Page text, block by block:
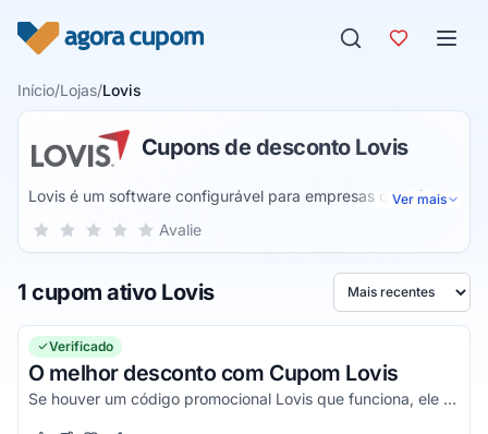
Início/Lojas/Lovis
Cupons de desconto Lovis
Lovis é um software configurável para empresas que visa se
adaptar ao dia a dia de negócios ou indústrias. Segundo a
de implementar e com informações em tempo real de
Ver mais
Sua nota para Lovis, de 1 a 5 estrelas
5 estrelas
4 estrelas
3 estrelas
2 estrelas
1 estrela Avalie
1 cupom ativo Lovis Ordenar por
Verificado
O melhor desconto com Cupom Lovis
Se houver um código promocional Lovis que funciona, ele estará aqui na nossa página. Pegue o voucher e confira agora!